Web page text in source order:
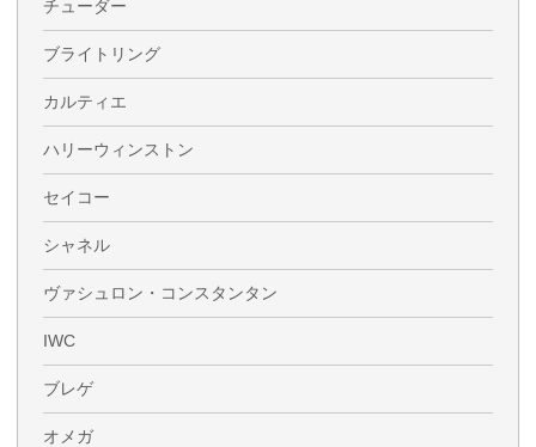
チューダー
ブライトリング
カルティエ
ハリーウィンストン
セイコー
シャネル
ヴァシュロン・コンスタンタン
IWC
ブレゲ
オメガ